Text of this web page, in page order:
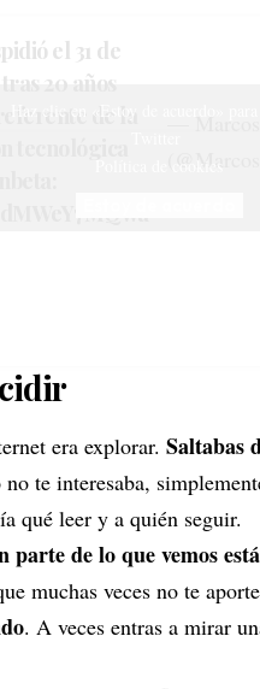
el 31 de
20 años
de la
tecnológica
— Marcos
Haz clic en «Estoy de acuerdo» para
Política de cookies
era explorar. Saltabas
te interesaba,
qué leer y a quién seguir.
parte de lo que vemos
muchas veces no te
. A veces entras a mirar